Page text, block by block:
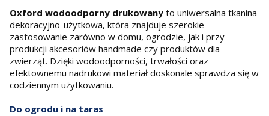
Oxford wodoodporny drukowany to uniwersalna tkanina
dekoracyjno-użytkowa, która znajduje szerokie
zastosowanie zarówno w domu, ogrodzie, jak i przy
produkcji akcesoriów handmade czy produktów dla
zwierząt. Dzięki wodoodporności, trwałości oraz
efektownemu nadrukowi materiał doskonale sprawdza się w
codziennym użytkowaniu.
Do ogrodu i na taras